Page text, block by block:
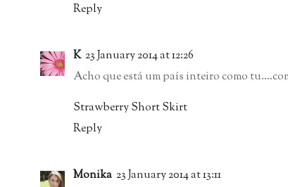
Reply
K 23 January 2014 at 12:26
Acho que está um país inteiro como
Strawberry Short Skirt
Reply
Monika 23 January 2014 at 13:11